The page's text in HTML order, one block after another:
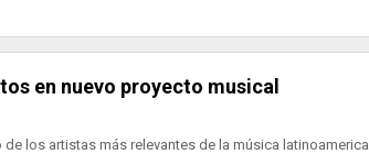
en nuevo proyecto musical
los artistas más relevantes de la música